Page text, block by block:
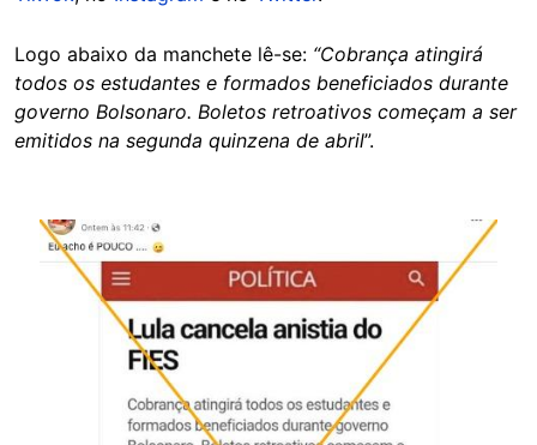
Logo abaixo da manchete lê-se: “Cobrança atingirá
todos os estudantes e formados beneficiados durante
governo Bolsonaro. Boletos retroativos começam a ser
emitidos na segunda quinzena de abril”.
Image